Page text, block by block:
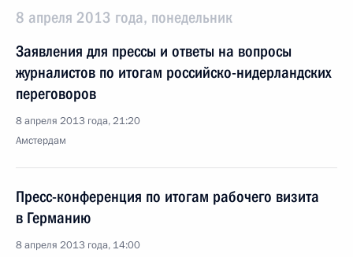
8 апреля 2013 года, понедельник
Заявления для прессы и ответы на вопросы
журналистов по итогам российско-нидерландских
переговоров
8 апреля 2013 года, 21:20
Амстердам
Пресс-конференция по итогам рабочего визита
в Германию
8 апреля 2013 года, 14:00